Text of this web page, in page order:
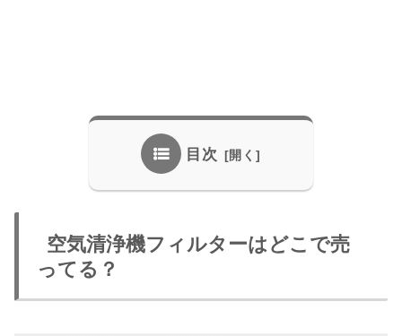
目次
空気清浄機フィルターはどこで売
ってる？